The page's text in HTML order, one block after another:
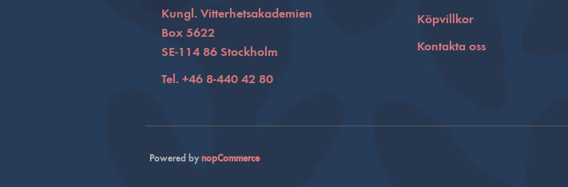
Kungl. Vitterhetsakademien
Box 5622
SE-114 86 Stockholm
Tel. +46 8-440 42 80
Köpvillkor
Kontakta oss
Powered bynopCommerce